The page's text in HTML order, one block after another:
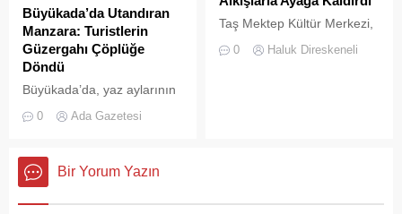
Büyükada’da Utandıran
Manzara: Turistlerin
Güzergahı Çöplüğe
Döndü
Büyükada’da, yaz aylarının
ziyaretçi yoğunluğu, temizlik
hizmetlerindeki aksaklıkları
bir kez daha gözler önüne
0 Ada Gazetesi
Taş Mektep Kültür Merkezi,
31 Temmuz 2026 Cuma
akşamı bu kez İspanya’nın
0 Haluk Direskeneli
Bir Yorum Yazın